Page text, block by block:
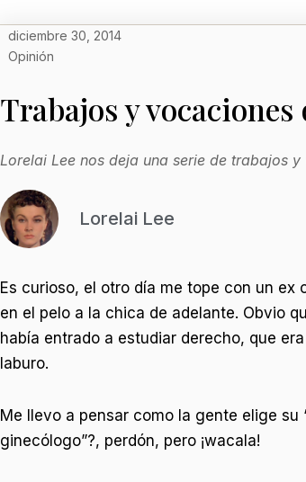
diciembre 30, 2014
Opinión
Trabajos y
Lorelai Lee nos deja una serie de trabajos
Lorelai Lee
Es curioso, el otro día me tope con un
en el pelo a la chica de adelante. Obvio
había entrado a estudiar derecho, que
laburo.
Me llevo a pensar como la gente elige
ginecólogo”?, perdón, pero ¡wacala!